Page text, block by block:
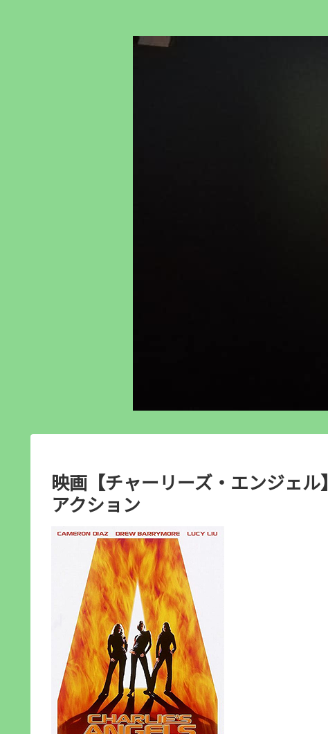
映画【チャーリーズ・エンジェ
アクション